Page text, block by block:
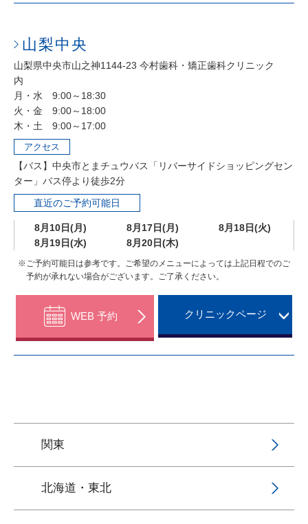
山梨中央
山梨県中央市山之神1144-23 今村歯科・矯正歯科クリニック
内
月・水 9:00～18:30
火・金 9:00～18:00
木・土 9:00～17:00
アクセス
【バス】中央市とまチュウバス「リバーサイドショッピングセン
ター」バス停より徒歩2分
直近のご予約可能日
8月10日(月) 8月17日(月)
8月18日(火)
8月19日(水)
8月20日(木)
※ご予約可能日は参考です。ご希望のメニューによっては上記日程でのご
予約が承れない場合がございます。ご了承ください。
WEB 予約 クリニックページ
関東
北海道・東北